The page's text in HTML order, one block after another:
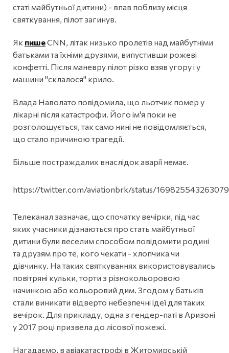
статі майбутньої дитини) - впав поблизу місця
святкування, пілот загинув.
Як пишеCNN, літак низько пролетів над майбутніми
батьками та їхніми друзями, випустивши рожеві
конфетті. Після маневру пілот різко взяв угору і у
машини "склалося" крило.
Влада Наволато повідомила, що льотчик помер у
лікарні після катастрофи. Його ім'я поки не
розголошується, так само нині не повідомляється,
що стало причиною трагедії.
Більше постраждалих внаслідок аварії немає.
https://twitter.com/aviationbrk/status/
Телеканал зазначає, що спочатку вечірки, під час
яких учасники дізнаються про стать майбутньої
дитини були веселим способом повідомити родині
та друзям про те, кого чекати - хлопчика чи
дівчинку. На таких святкуваннях використовувались
повітряні кульки, торти з різнокольоровою
начинкою або кольоровий дим. Згодом у батьків
стали виникати відверто небезпечні ідеї для таких
вечірок. Для прикладу, одна з гендер-паті в Аризоні
у 2017 році призвела до лісової пожежі.
Нагадаємо, в авіакатастрофі в Житомирській